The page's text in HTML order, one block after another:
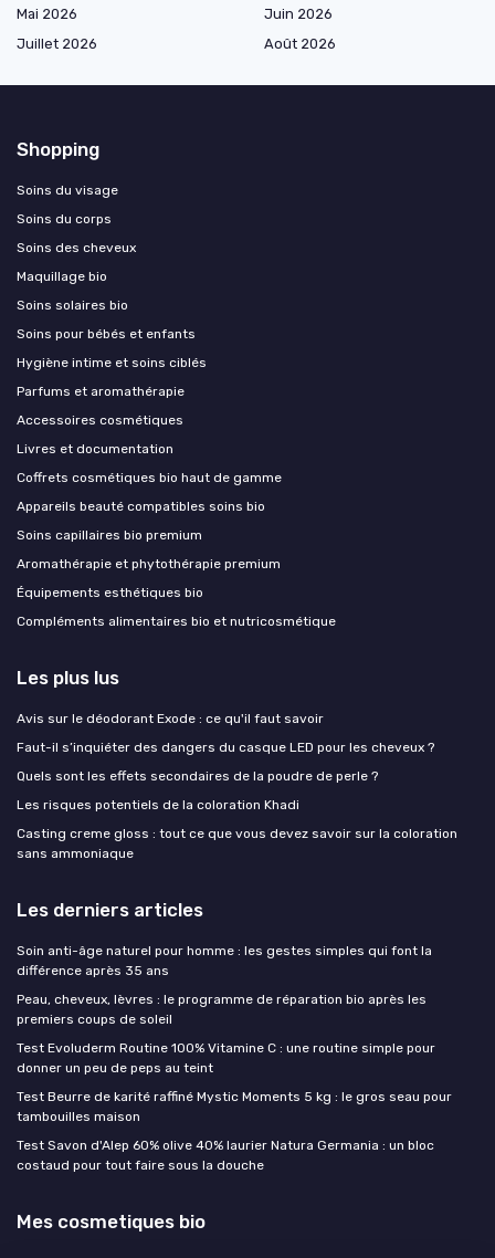
Mai 2026
Juin 2026
Juillet 2026
Août 2026
Shopping
Soins du visage
Soins du corps
Soins des cheveux
Maquillage bio
Soins solaires bio
Soins pour bébés et enfants
Hygiène intime et soins ciblés
Parfums et aromathérapie
Accessoires cosmétiques
Livres et documentation
Coffrets cosmétiques bio haut de gamme
Appareils beauté compatibles soins bio
Soins capillaires bio premium
Aromathérapie et phytothérapie premium
Équipements esthétiques bio
Compléments alimentaires bio et nutricosmétique
Les plus lus
Avis sur le déodorant Exode : ce qu'il faut savoir
Faut-il s’inquiéter des dangers du casque LED pour les cheveux ?
Quels sont les effets secondaires de la poudre de perle ?
Les risques potentiels de la coloration Khadi
Casting creme gloss : tout ce que vous devez savoir sur la coloration
sans ammoniaque
Les derniers articles
Soin anti-âge naturel pour homme : les gestes simples qui font la
différence après 35 ans
Peau, cheveux, lèvres : le programme de réparation bio après les
premiers coups de soleil
Test Evoluderm Routine 100% Vitamine C : une routine simple pour
donner un peu de peps au teint
Test Beurre de karité raffiné Mystic Moments 5 kg : le gros seau pour
tambouilles maison
Test Savon d'Alep 60% olive 40% laurier Natura Germania : un bloc
costaud pour tout faire sous la douche
Mes cosmetiques bio